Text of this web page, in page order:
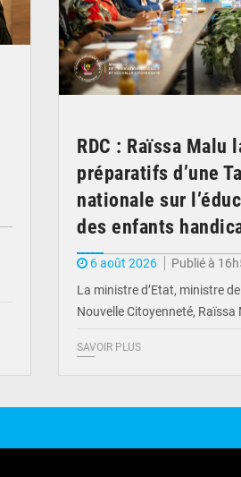
RDC : Raïssa Malu
préparatifs d’une
nationale sur
des enfants
6 août 2026
Publié à
La ministre d’Etat, ministre
Nouvelle Citoyenneté, Raïssa
SAVOIR PLUS